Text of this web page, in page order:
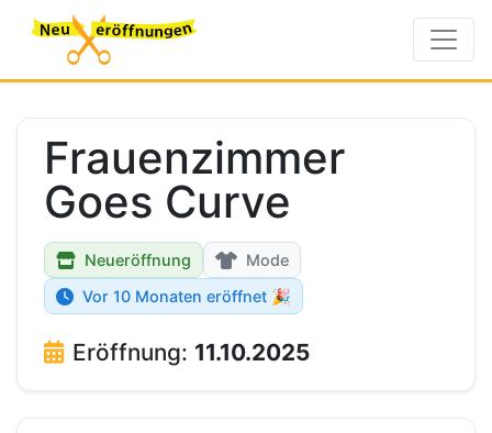
Frauenzimmer
Goes Curve
Neueröffnung
Mode
Vor 10 Monaten eröffnet 🎉
Eröffnung: 11.10.2025